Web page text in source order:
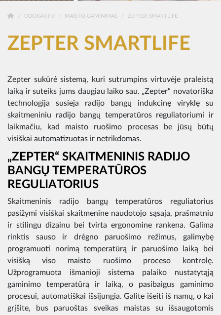
COOKART® MAISTO GAMINIMAS ZEPTER SMARTLIFE
ZEPTER SMARTLIFE
Zepter sukūrė sistemą, kuri sutrumpins virtuvėje praleistą
laiką ir suteiks jums daugiau laiko sau. „Zepter“ novatoriška
technologija susieja radijo bangų indukcinę viryklę su
skaitmeniniu radijo bangų temperatūros reguliatoriumi ir
laikmačiu, kad maisto ruošimo procesas be jūsų būtų
visiškai automatizuotas ir netrikdomas.
„ZEPTER“ SKAITMENINIS RADIJO
BANGŲ TEMPERATŪROS
REGULIATORIUS
Skaitmeninis radijo bangų temperatūros reguliatorius
pasižymi visiškai skaitmenine naudotojo sąsaja, prašmatniu
ir stilingu dizainu bei tvirta ergonomine rankena. Galima
rinktis sauso ir drėgno paruošimo režimus, galimybę
programuoti norimą temperatūrą ir paruošimo laiką bei
visišką viso maisto ruošimo proceso kontrolę.
Užprogramuota išmanioji sistema palaiko nustatytąją
gaminimo temperatūrą ir laiką, o pasibaigus gaminimo
procesui, automatiškai išsijungia. Galite išeiti iš namų, o kai
grįšite, bus paruoštas sveikas maistas su išsaugotomis